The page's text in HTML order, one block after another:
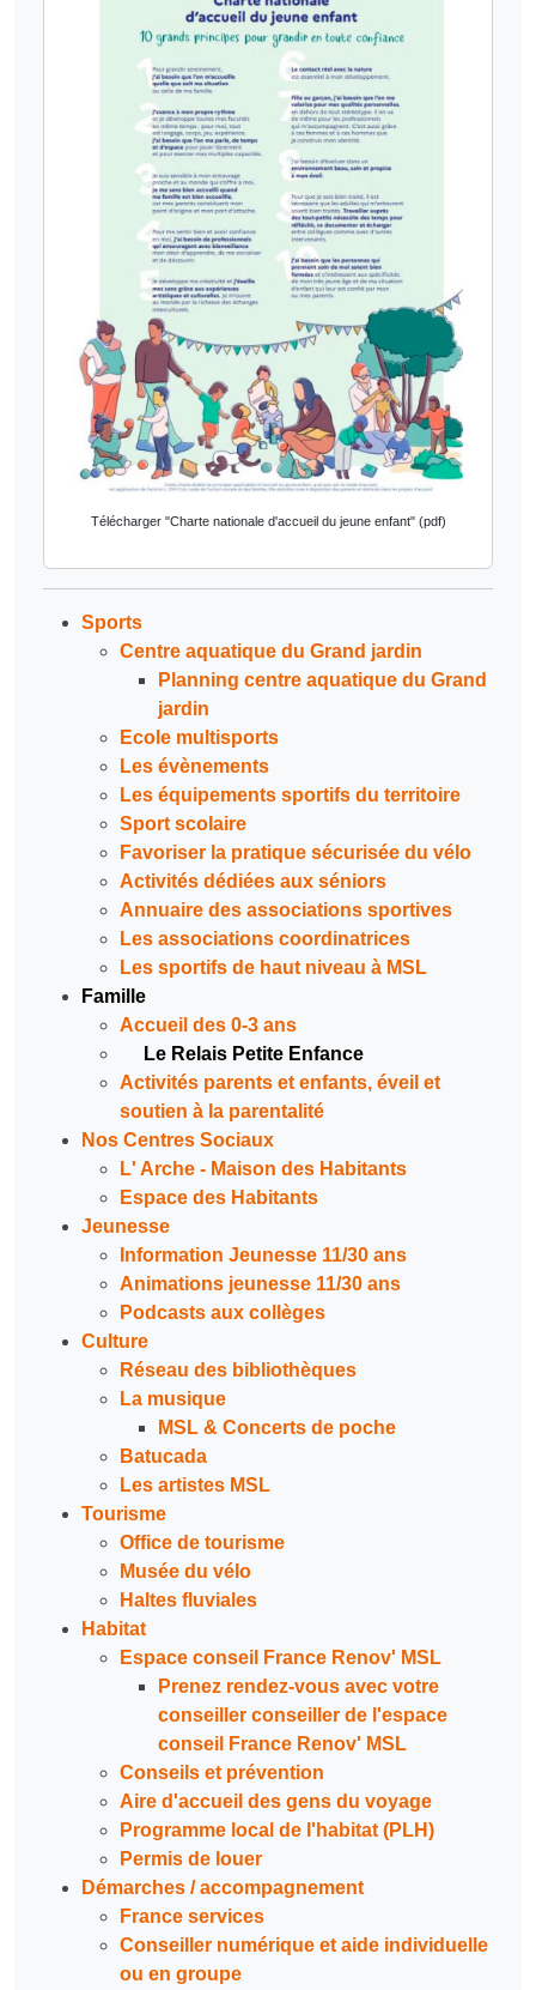
Télécharger "Charte nationale d'accueil du jeune enfant" (pdf)
Sports
Centre aquatique du Grand jardin
Planning centre aquatique du Grand
jardin
Ecole multisports
Les évènements
Les équipements sportifs du territoire
Sport scolaire
Favoriser la pratique sécurisée du vélo
Activités dédiées aux séniors
Annuaire des associations sportives
Les associations coordinatrices
Les sportifs de haut niveau à MSL
Famille
Accueil des 0-3 ans
Le Relais Petite Enfance
Activités parents et enfants, éveil et
soutien à la parentalité
Nos Centres Sociaux
L' Arche - Maison des Habitants
Espace des Habitants
Jeunesse
Information Jeunesse 11/30 ans
Animations jeunesse 11/30 ans
Podcasts aux collèges
Culture
Réseau des bibliothèques
La musique
MSL & Concerts de poche
Batucada
Les artistes MSL
Tourisme
Office de tourisme
Musée du vélo
Haltes fluviales
Habitat
Espace conseil France Renov' MSL
Prenez rendez-vous avec votre
conseiller conseiller de l'espace
conseil France Renov' MSL
Conseils et prévention
Aire d'accueil des gens du voyage
Programme local de l'habitat (PLH)
Permis de louer
Démarches / accompagnement
France services
Conseiller numérique et aide individuelle
ou en groupe